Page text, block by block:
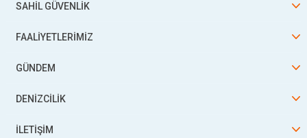
SAHİL GÜVENLİK
FAALİYETLERİMİZ
GÜNDEM
DENİZCİLİK
İLETİŞİM